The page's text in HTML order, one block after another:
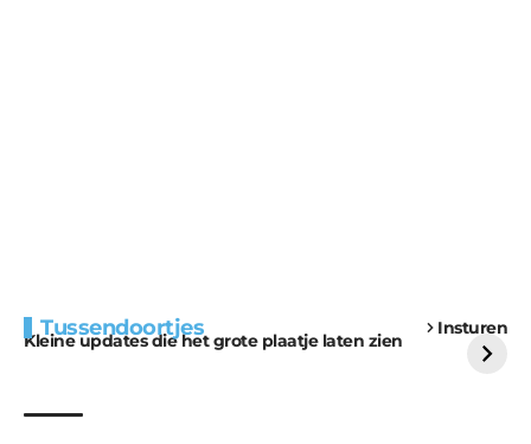
Tussendoortjes Insturen
Kleine updates die het grote plaatje laten zien
voor kabouters
uitdaging